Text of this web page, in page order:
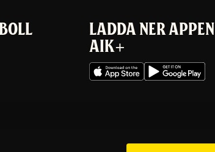
LADDA NER APPEN
AIK+